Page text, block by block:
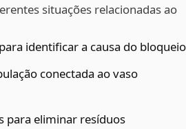
situações relacionadas ao
identificar a causa do bloqueio
conectada ao vaso
para eliminar resíduos